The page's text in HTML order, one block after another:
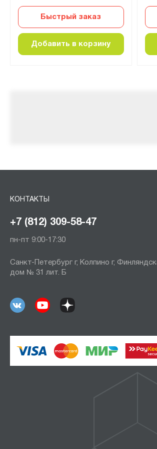
Быстрый заказ
Добавить в корзину
КОНТАКТЫ
+7 (812) 309-58-47
пн-пт 9:00-17:30
Санкт-Петербург г, Колпино г,
дом № 31 лит. Б